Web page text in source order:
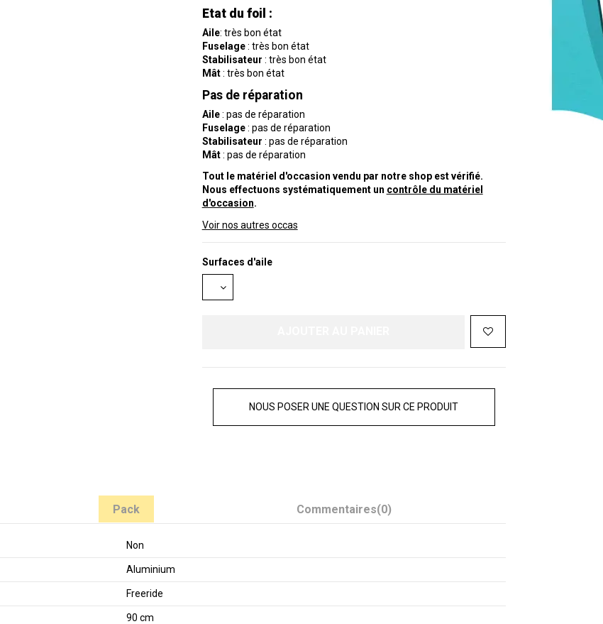
Etat du foil :
Aile: très bon état
Fuselage: très bon état
Stabilisateur : très bon état
Mât: très bon état
Pas de réparation
Aile: pas de réparation
Fuselage: pas de réparation
Stabilisateur : pas de réparation
Mât: pas de réparation
Tout le matériel d'occasion vendu par notre shop est vérifié.
Nous effectuons systématiquement un contrôle du matériel
d'occasion.
Voir nos autres occas
Surfaces d'aile
NOUS POSER UNE QUESTION SUR CE PRODUIT
Pack Commentaires(0)
Non
Aluminium
Freeride
90 cm